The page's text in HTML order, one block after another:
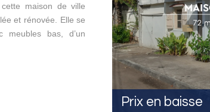
Prix en baisse
maison de ville
et rénovée. Elle se
meubles bas, d’un